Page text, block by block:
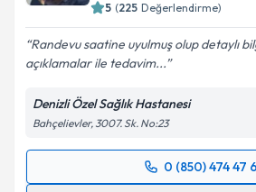
5 (225 Değerlendirme)
Randevu saatine uyulmuş olup detaylı
açıklamalar ile tedavim...
Denizli Özel Sağlık Hastanesi
Bahçelievler, 3007. Sk. No:23
0 (850) 474 47
Randevu Takvimi Talebi